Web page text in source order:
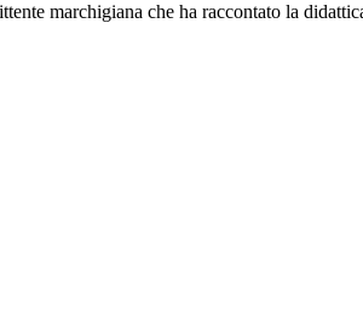
marchigiana che ha raccontato la